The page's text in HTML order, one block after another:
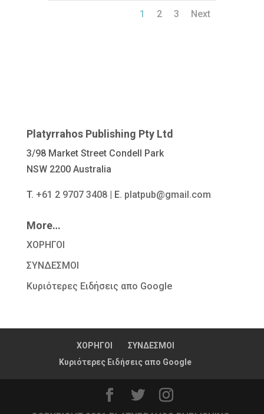
1 2 3 Next
Platyrrahos Publishing Pty Ltd
3/98 Market Street Condell Park
NSW 2200 Australia
T. +61 2 9707 3408| E. platpub@gmail.com
More…
ΧΟΡΗΓΟΙ
ΣΥΝΔΕΣΜΟΙ
Κυριότερες Ειδήσεις απο Google
ΧΟΡΗΓΟΙ
ΣΥΝΔΕΣΜΟΙ
Κυριότερες Ειδήσεις απο Google